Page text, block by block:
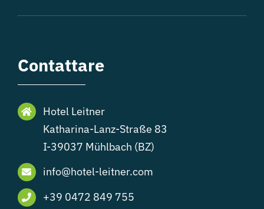
Contattare
Hotel Leitner
Katharina-Lanz-Straße 83
I-39037 Mühlbach (BZ)
info@hotel-leitner.com
+39 0472 849 755